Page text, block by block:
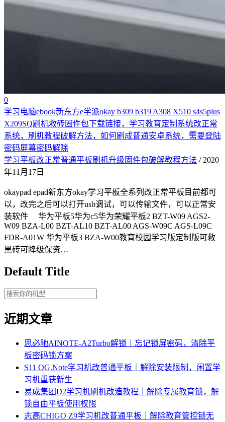
0
学习电脑ebook新东方e学派okay b309 b319 A308 X510 s4s5plus
X209SQ刷机救砖固件包下载链接，学习教育定制系统改正常
系统，刷机教程破解方法，如何刷成普通安卓系统，需要登陆
密码屏幕密码解除
学习平板改正常普通平板刷机升级固件包破解教程方法 / 2020
年11月17日
okaypad epad新东方okay学习平板全系列改正常平板目前都可
以，改完之后可以打开usb调试，可以传输文件，可以正常安
装软件 华为平板5华为c5华为荣耀平板2 BZT-W09 AGS2-
W09 BZA-L00 BZT-AL10 BZT-AL00 AGS-W09C AGS-L09C
FDR-A01W 华为平板3 BZA-W00教育校园学习版定制版可救
黑砖可降级保资…
Default Title
近期文章
思必驰AINOTE‑A2Turbo解锁｜忘记锁屏密码，清除平
板密码锁方案
S11 OG.Note学习机改普通平板｜解除安装限制，闲置学
习机重获新生
易成集团D2学习机刷机改造教程｜解除专属教育锁，解
锁自由平板使用权限
志高CHIGO Z9学习机改普通平板｜解除教育管控锁无